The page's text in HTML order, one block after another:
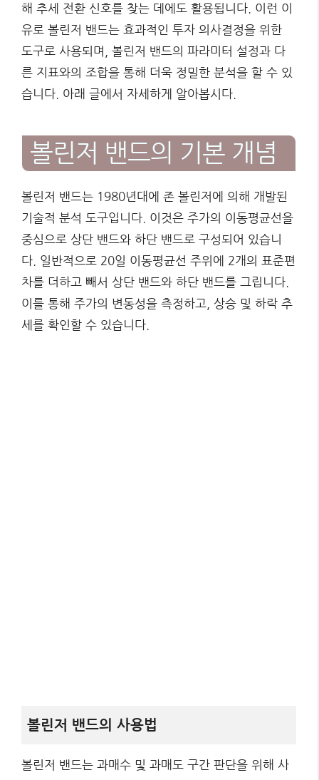
해 추세 전환 신호를 찾는 데에도 활용됩니다. 이런 이
유로 볼린저 밴드는 효과적인 투자 의사결정을 위한
도구로 사용되며, 볼린저 밴드의 파라미터 설정과 다
른 지표와의 조합을 통해 더욱 정밀한 분석을 할 수 있
습니다. 아래 글에서 자세하게 알아봅시다.
볼린저 밴드의 기본 개념
볼린저 밴드는 1980년대에 존 볼린저에 의해 개발된
기술적 분석 도구입니다. 이것은 주가의 이동평균선을
중심으로 상단 밴드와 하단 밴드로 구성되어 있습니
다. 일반적으로 20일 이동평균선 주위에 2개의 표준편
차를 더하고 빼서 상단 밴드와 하단 밴드를 그립니다.
이를 통해 주가의 변동성을 측정하고, 상승 및 하락 추
세를 확인할 수 있습니다.
볼린저 밴드의 사용법
볼린저 밴드는 과매수 및 과매도 구간 판단을 위해 사